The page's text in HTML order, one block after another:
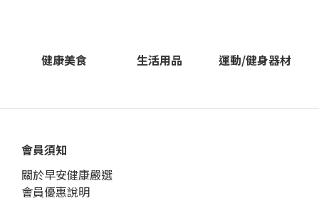
健康美食 生活用品 運動/健身器材
會員須知
關於早安健康嚴選
會員優惠說明